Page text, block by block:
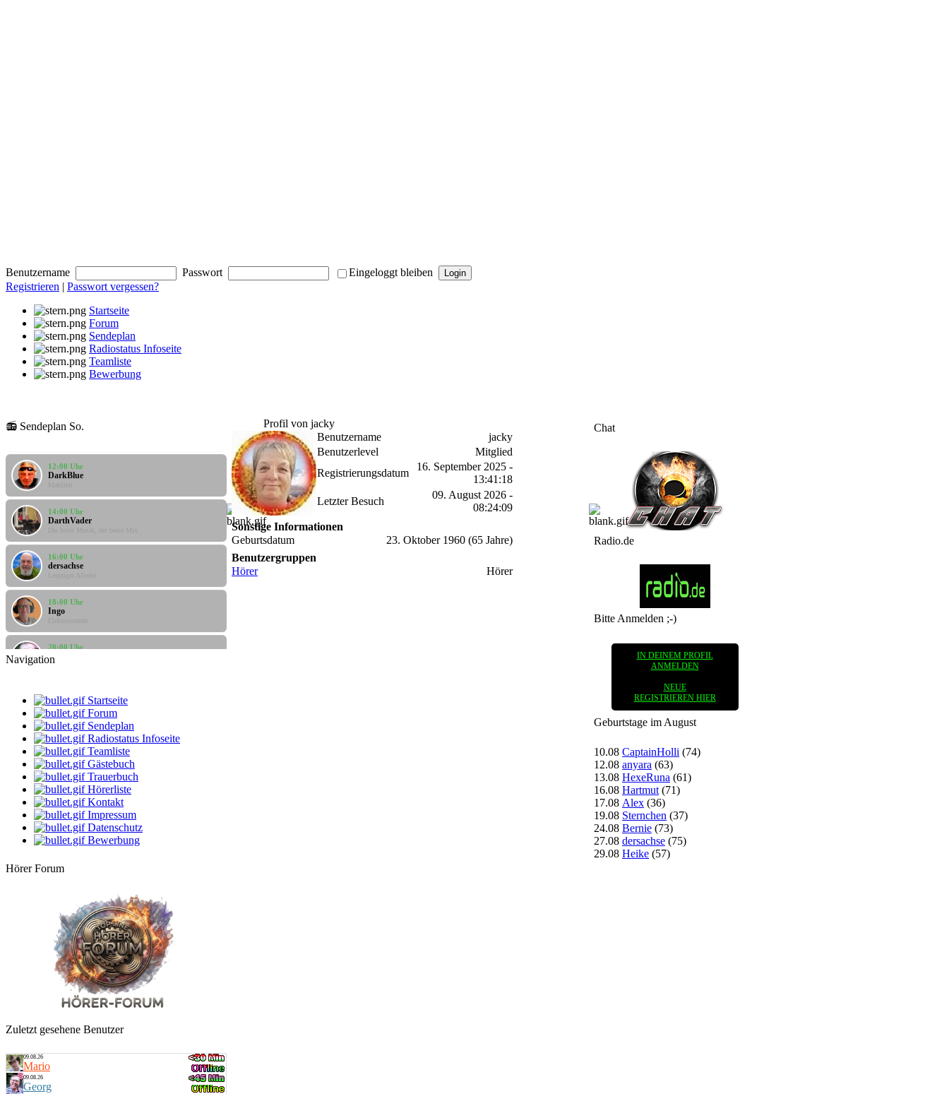
Benutzername Passwort
Eingeloggt bleiben
Registrieren | Passwort vergessen?
Startseite
Forum
Sendeplan
Radiostatus Infoseite
Teamliste
Bewerbung
📻 Sendeplan So.
Mario
12:00 Uhr
DarkBlue
Mahlzeit
14:00 Uhr
DarthVader
Die beste Musik, der beste Mix
16:00 Uhr
dersachse
18:00 Uhr
Ingo
Elektrosounds
20:00 Uhr
Georg
Cool & Easy (Liedermacher & Singer-Songwri
Mario
2. Frühstück
12:00 Uhr
DarkBlue
Mahlzeit
14:00 Uhr
DarthVader
Die beste Musik, der beste Mix
16:00 Uhr
dersachse
Leipziger Allerlei
18:00 Uhr
20:00 Uhr
Georg
Cool & Easy (Liedermacher & Singer-Songwri
Navigation
Startseite
Forum
Sendeplan
Radiostatus Infoseite
Teamliste
Gästebuch
Trauerbuch
Hörerliste
Kontakt
Impressum
Datenschutz
Bewerbung
Hörer Forum
Zuletzt gesehene Benutzer
09.08.26
Mario
09.08.26
Georg
Profil von jacky
Benutzername
jacky
Benutzerlevel
Mitglied
Registrierungsdatum
16. September 2025 -
13:41:18
Letzter Besuch
09. August 2026 -
08:24:09
Sonstige Informationen
Geburtsdatum
23. Oktober 1960 (65 Jahre)
Benutzergruppen
Hörer
Hörer
Chat
Radio.de
Bitte Anmelden ;-)
IN DEINEM PROFIL
ANMELDEN
NEUE
REGISTRIEREN HIER
Geburtstage im August
10.08 CaptainHolli (74)
12.08 anyara (63)
13.08 HexeRuna (61)
16.08 Hartmut (71)
17.08 Alex (36)
19.08 Sternchen (37)
24.08 Bernie (73)
27.08 dersachse (75)
29.08 Heike (57)